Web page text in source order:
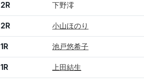
2R 下野澪
2R 小山ほのり
1R 池戸悠希子
1R 上田結生